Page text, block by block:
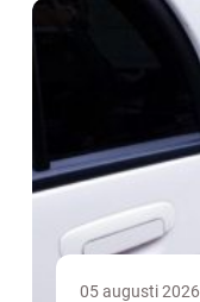
05 augusti 2026